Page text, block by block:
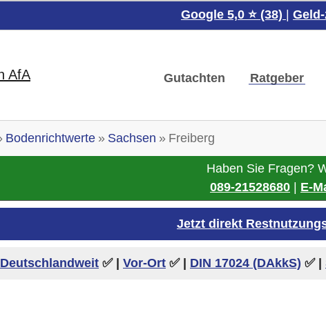
Google 5,0 ⭐ (38)
Gutachten Ratgeber
Bodenrichtwerte Sachsen Freiberg
Haben Sie Fragen?
089-21528680
E-
Jetzt direkt
Deutschlandweit ✅ | Vor-Ort ✅ | DIN 17024 (DAkkS) ✅|